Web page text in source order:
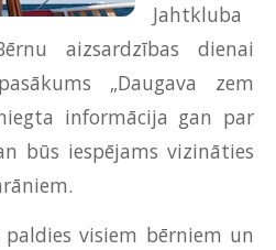
Jahtkluba
aizsardzības dienai
„Daugava zem
informācija gan par
būs iespējams vizināties
visiem bērniem un